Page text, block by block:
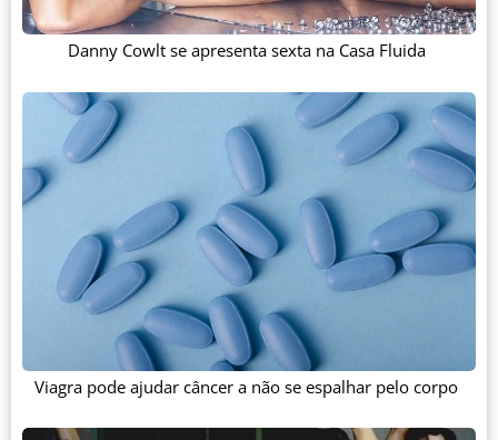
Danny Cowlt se apresenta sexta na Casa Fluida
Viagra pode ajudar câncer a não se espalhar pelo corpo